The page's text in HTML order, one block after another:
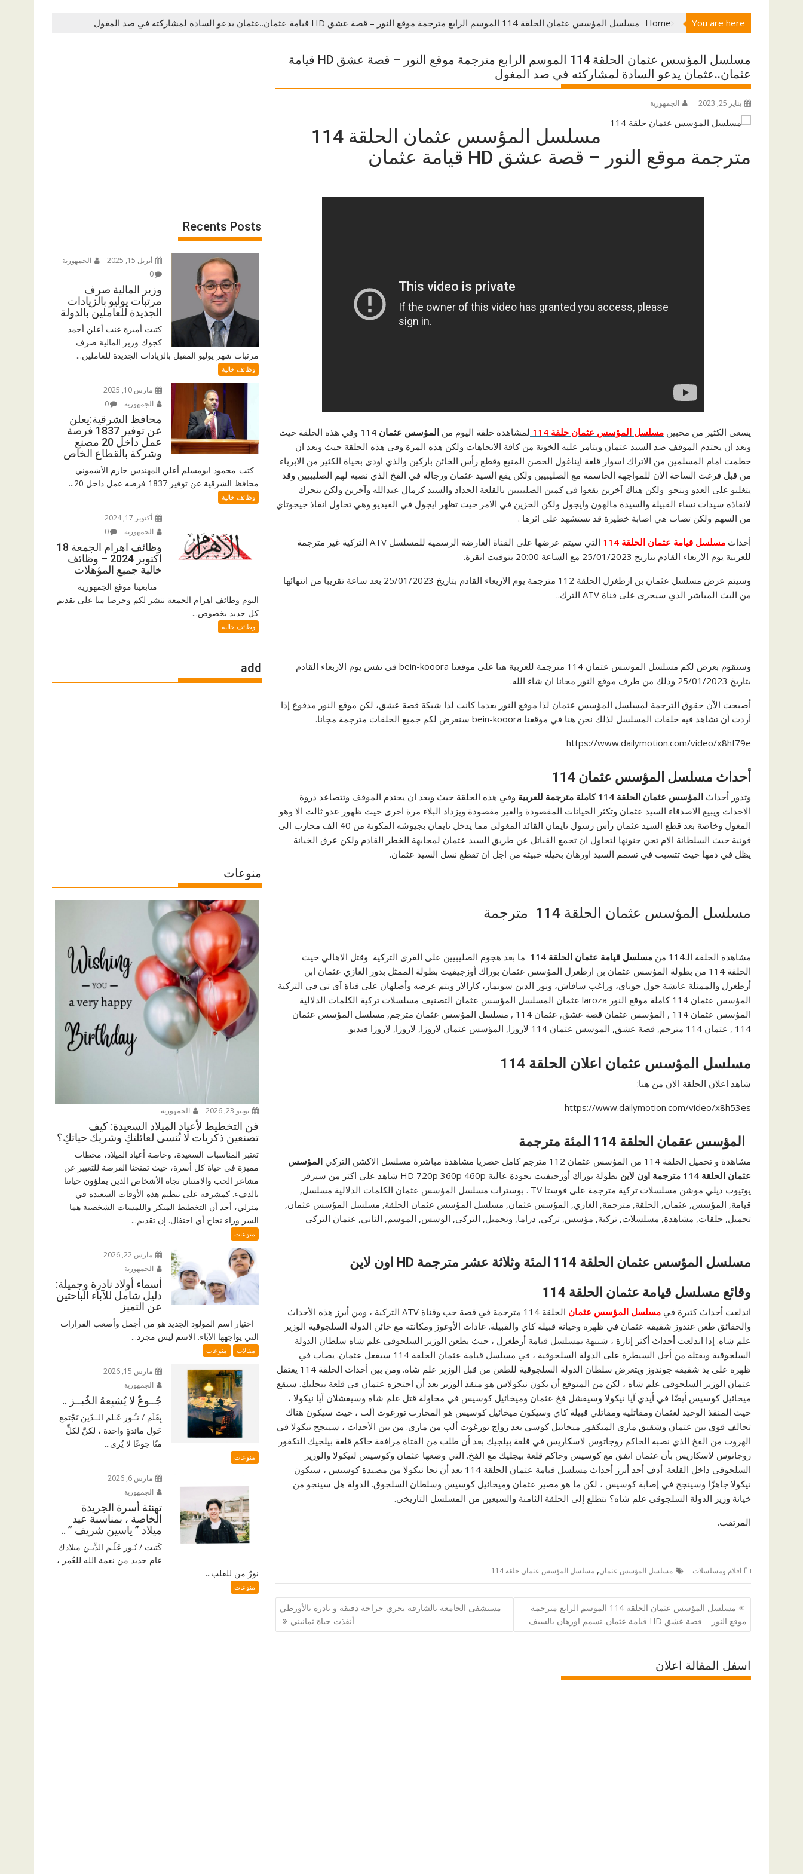
You are here
Home مسلسل المؤسس عثمان الحلقة 114 الموسم الرابع مترجمة موقع النور – قصة عشق HD قيامة عثمان..عثمان يدعو السادة لمشاركته في صد المغول
مسلسل المؤسس عثمان الحلقة 114 الموسم الرابع مترجمة موقع النور – قصة عشق HD قيامة
عثمان..عثمان يدعو السادة لمشاركته في صد المغول
يناير 25, 2023 الجمهورية
مسلسل المؤسس عثمان الحلقة 114
مترجمة موقع النور – قصة عشق HD قيامة عثمان
يسعى الكثير من محبين مسلسل المؤسس عثمان حلقة 114 لمشاهدة حلقة اليوم من المؤسس عثمان 114
وفي هذه الحلقة حيث
وبعد ان يحتدم الموقف ضد السيد عثمان ويتامر عليه الخونة من كافة الاتجاهات ولكن هذه المرة وفي هذه الحلقة حيث وبعد ان
حطمت امام المسلمين من الاتراك اسوار قلعة ايناغول الحصن المنيع وقطع رأس الخائن باركين والذي اودى بحياة الكثير من الابرياء
من قبل فرغت الساحة الان للمواجهة الحاسمة مع الصليبيين ولكن يقع السيد عثمان ورجاله في الفخ الذي نصبه لهم الصليبيين وقد
يتغلبو على العدو وينجو ولكن هناك آخرين يقعوا في كمين الصليبيين بالقلعة الحداد والسيد كرمال عبدالله وآخرين ولكن يتحرك
لانقاذه سيدات نساء القبيلة والسيدة مالهون وايجول ولكن الحزين في الامر حيث تظهر ايجول في الفيديو وهي تحاول انقاذ جيجوتاي
من السهم ولكن تصاب هي اصابة خطيرة قد تستشهد على اثرها .
أحداث مسلسل قيامة عثمان الحلقة 114
التي سيتم عرضها على القناة العارضة الرسمية للمسلسل ATV التركية غير مترجمة
للعربية يوم الاربعاء القادم بتاريخ 25/01/2023 مع الساعة 20:00 بتوقيت انقرة.
وسيتم عرض مسلسل عثمان بن ارطغرل الحلقة 112 مترجمة يوم الاربعاء القادم بتاريخ 25/01/2023 بعد ساعة تقريبا من انتهائها
من البث المباشر الذي سيجرى على قناة ATV الترك..
وسنقوم بعرض لكم مسلسل المؤسس عثمان 114 مترجمة للعربية هنا على موقعنا bein-kooora في نفس يوم الاربعاء القادم
بتاريخ 25/01/2023 وذلك من طرف موقع النور مجانا ان شاء الله.
أصبحت الآن حقوق الترجمة لمسلسل المؤسس عثمان لذا موقع النور بعدما كانت لذا شبكة قصة عشق، لكن موقع النور مدفوع إذا
أردت أن تشاهد فيه حلقات المسلسل لذلك نحن هنا في موقعنا bein-kooora سنعرض لكم جميع الحلقات مترجمة مجانا.
https://www.dailymotion.com/video/x8hf79e
أحداث مسلسل المؤسس عثمان 114
وتدور أحداث المؤسس عثمان الحلقة 114 كاملة مترجمة للعربية
وفي هذه الحلقة حيث وبعد ان يحتدم الموقف وتتصاعد ذروة
الاحداث ويبيع الاصدقاء السيد عثمان وتكثر الخيانات المقصودة والغير مقصودة ويزداد البلاء مرة اخرى حيث ظهور عدو ثالث الا وهو
المغول وخاصة بعد قطع السيد عثمان رأس رسول نايمان القائد المغولي مما يدخل نايمان بجيوشه المكونة من 40 الف محارب الى
قونية حيث السلطانة الام تجن جنونها لتحاول ان تجمع القبائل عن طريق السيد عثمان لمجابهة الخطر القادم ولكن عرق الخيانة
يظل في دمها حيث تتسبب في تسمم السيد اورهان بحيلة خبيثة من اجل ان تقطع نسل السيد عثمان.
مسلسل المؤسس عثمان الحلقة 114 مترجمة
مشاهدة الحلقة الـ114 من مسلسل قيامة عثمان الحلقة 114
ما بعد هجوم الصليبيين على القرى التركية وقتل الاهالي حيث
الحلقة 114 من بطولة المؤسس عثمان بن ارطغرل المؤسس عثمان بوراك أوزجيفيت بطولة الممثل بدور الغازي عثمان ابن
أرطغرل والممثلة عائشة جول جوناي، وراغب سافاش، ونور الدين سونماز، كارالار ويتم عرضه وأصلهان على قناة آى تي في التركية
المؤسس عثمان 114 كاملة موقع النور laroza عثمان المسلسل المؤسس عثمان التصنيف مسلسلات تركية الكلمات الدلالية
المؤسس عثمان 114 , المؤسس عثمان قصة عشق, عثمان 114 , مسلسل المؤسس عثمان مترجم, مسلسل المؤسس عثمان
114 , عثمان 114 مترجم, قصة عشق, المؤسس عثمان 114 لاروزا, المؤسس عثمان لاروزا, لاروزا, لاروزا فيديو.
مسلسل المؤسس عثمان اعلان الحلقة 114
شاهد اعلان الحلقة الان من هنا:
https://www.dailymotion.com/video/x8h53es
المؤسس عقمان الحلقة 114 المئة مترجمة
مشاهدة و تحميل الحلقة 114 من المؤسس عثمان 112 مترجم كامل حصريا مشاهدة مباشرة مسلسل الاكشن التركي
المؤسس
عثمان الحلقة 114 مترجمة اون لاين
بطولة بوراك أوزجيفيت بجودة عالية HD 720p 360p 460p شاهد علي اكثر من سيرفر
يوتيوب ديلي موشن مسلسلات تركية مترجمة على فوستا TV . بوسترات مسلسل المؤسس عثمان الكلمات الدلالية مسلسل,
قيامة, المؤسس, عثمان, الحلقة, مترجمة, الغازي, المؤسس عثمان, مسلسل المؤسس عثمان الحلقة, مسلسل المؤسس عثمان,
تحميل, حلقات, مشاهدة, مسلسلات, تركية, مؤسس, تركي, دراما, وتحميل, التركي, الؤسس, الموسم, الثاني, عثمان التركي
مسلسل المؤسس عثمان الحلقة 114 المئة وثلاثة عشر مترجمة HD اون لاين
وقائع مسلسل قيامة عثمان الحلقة 114
اندلعت أحداث كثيرة في مسلسل المؤسس عثمان
الحلقة 114 مترجمة في قصة حب وقناة ATV التركية ، ومن أبرز هذه الأحداث
والحقائق طعن غندوز شقيقة عثمان في ظهره وخيانة قبيلة كاي والقبيلة. عادات الأوغوز ومكانته مع خائن الدولة السلجوقية الوزير
علم شاه. إذا اندلعت أحداث أكثر إثارة ، شبيهة بمسلسل قيامة أرطغرل ، حيث يطعن الوزير السلجوقي علم شاه سلطان الدولة
السلجوقية ويقتله من أجل السيطرة على الدولة السلجوقية ، في مسلسل قيامة عثمان الحلقة 114 سيفعل عثمان. يصاب في
ظهره على يد شقيقه جوندوز ويتعرض سلطان الدولة السلجوقية للطعن من قبل الوزير علم شاه. ومن بين أحداث الحلقة 114 يعتقل
عثمان الوزير السلجوقي علم شاه ، لكن من المتوقع أن يكون نيكولاس هو منقذ الوزير بعد أن احتجزه عثمان في قلعة بيجليك. سيقع
ميخائيل كوسيس أيضًا في أيدي آيا نيكولا وسيفشل فخ عثمان وميخائيل كوسيس في محاولة قتل علم شاه وسيفشلان آيا نيكولا ،
حيث المنقذ الوحيد لعثمان ومقاتليه ومقاتلي قبيلة كاي وسيكون ميخائيل كوسيس هو المحارب تورغوت ألب ، حيث سيكون هناك
تحالف قوي بين عثمان وشقيق ماري الميكفور ميخائيل كوسي بعد زواج تورغوت ألب من ماري. من بين الأحداث ، سينجح نيكولا في
الهروب من الفخ الذي نصبه الحاكم روجاتوس لاسكاريس في قلعة بيلجيك بعد أن طلب من الفتاة مرافقة حاكم قلعة بيلجيك التكفور
روجاتوس لاسكاريس بأن عثمان اتفق مع كوسيس وحاكم قلعة بيجليك مع الفخ. التي وضعها عثمان وكوسيس لنيكولا والوزير
السلجوقي داخل القلعة. أدف أحد أبرز أحداث مسلسل قيامة عثمان الحلقة 114 بعد أن نجا نيكولا من مصيدة كوسيس ، سيكون
نيكولا جاهزًا وسينجح في إصابة كوسيس ، لكن ما هو مصير عثمان وميخائيل كوسيس وسلطان السلجوق. الدولة هل سينجو من
خيانة وزير الدولة السلجوقي علم شاه؟ نتطلع إلى الحلقة الثامنة والسبعين من المسلسل التاريخي.
المرتقب.
افلام ومسلسلات مسلسل المؤسس عثمان, مسلسل المؤسس عثمان حلقة 114
تصفّح
المقالات
مسلسل المؤسس عثمان الحلقة 114 الموسم الرابع مترجمة
موقع النور – قصة عشق HD قيامة عثمان..تسمم اورهان بالسيف
مستشفى الجامعة بالشارقة يجري جراحة دقيقة و نادرة بالأورطي
أنقذت حياة ثمانيني
اسفل المقالة اعلان
Recents Posts
أبريل 15, 2025
الجمهورية
0
وزير المالية صرف
مرتبات يوليو بالزيادات
الجديدة للعاملين بالدولة
كتبت أميرة عنب أعلن أحمد
كجوك وزير المالية صرف
مرتبات شهر يوليو المقبل بالزيادات الجديدة للعاملين...
وظائف خالية
مارس 10, 2025
الجمهورية
0
محافظ الشرقية:يعلن
عن توفير 1837 فرصة
عمل داخل 20 مصنع
وشركة بالقطاع الخاص
كتب-محمود ابومسلم أعلن المهندس حازم الأشموني
محافظ الشرقية عن توفير 1837 فرصه عمل داخل 20...
وظائف خالية
أكتوبر 17, 2024
الجمهورية
0
وظائف اهرام الجمعة 18
اكتوبر 2024 – وظائف
خالية جميع المؤهلات
متابعينا موقع الجمهورية
اليوم وظائف اهرام الجمعة ننشر لكم وحرصا منا على تقديم
كل جديد بخصوص...
وظائف خالية
add
منوعات
يونيو 23, 2026 الجمهورية
فن التخطيط لأعياد الميلاد السعيدة: كيف
تصنعين ذكريات لا تُنسى لعائلتكِ وشريك حياتكِ؟
تعتبر المناسبات السعيدة، وخاصة أعياد الميلاد، محطات
مميزة في حياة كل أسرة، حيث تمنحنا الفرصة للتعبير عن
مشاعر الحب والامتنان تجاه الأشخاص الذين يملؤون حياتنا
بالدفء. كمشرفة على تنظيم هذه الأوقات السعيدة في
منزلي، أجد أن التخطيط المبكر واللمسات الشخصية هما
السر وراء نجاح أي احتفال. إن تقديم...
منوعات
مارس 22, 2026
الجمهورية
أسماء أولاد نادرة وجميلة:
دليل شامل للآباء الباحثين
عن التميز
اختيار اسم المولود الجديد هو من أجمل وأصعب القرارات
التي يواجهها الآباء. الاسم ليس مجرد...
مقالات منوعات
مارس 15, 2026
الجمهورية
جُــوعٌ لا يُشبِعهُ الخُبــز ..
بِقَلَم / نـُـور عَـلم الــدّين نَجْتمع
حَول مائدةٍ واحدة ، لكنَّ لكلٍّ
منّا جوعًا لا يُرى...
منوعات
مارس 6, 2026
الجمهورية
تهنئة أسرة الجريدة
الخاصة ، بمناسبة عيد
ميلاد ” ياسين شريف ” ..
كَتبت / نُـور عَلَـم الدِّيـن ميلادك
عام جديد من نعمة الله للعُمر ،
نورٌ من للقلب...
منوعات